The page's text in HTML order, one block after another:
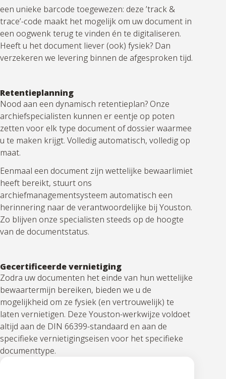
een unieke barcode toegewezen: deze ’track &
trace’-code maakt het mogelijk om uw document in
een oogwenk terug te vinden én te digitaliseren.
Heeft u het document liever (ook) fysiek? Dan
verzekeren we levering binnen de afgesproken tijd.
Retentieplanning
Nood aan een dynamisch retentieplan? Onze
archiefspecialisten kunnen er eentje op poten
zetten voor elk type document of dossier waarmee
u te maken krijgt. Volledig automatisch, volledig op
maat.
Eenmaal een document zijn wettelijke bewaarlimiet
heeft bereikt, stuurt ons
archiefmanagementsysteem automatisch een
herinnering naar de verantwoordelijke bij Youston.
Zo blijven onze specialisten steeds op de hoogte
van de documentstatus.
Gecertificeerde vernietiging
Zodra uw documenten het einde van hun wettelijke
bewaartermijn bereiken, bieden we u de
mogelijkheid om ze fysiek (en vertrouwelijk) te
laten vernietigen. Deze Youston-werkwijze voldoet
altijd aan de DIN 66399-standaard en aan de
specifieke vernietigingseisen voor het specifieke
documenttype.